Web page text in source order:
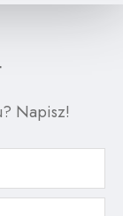
Napisz!